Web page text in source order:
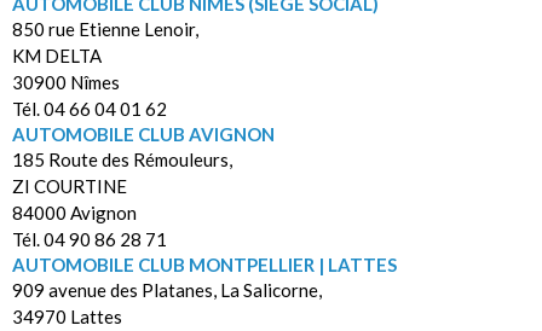
850 rue Etienne Lenoir,
KM DELTA
30900 Nîmes
Tél. 04 66 04 01 62
AUTOMOBILE CLUB AVIGNON
185 Route des Rémouleurs,
ZI COURTINE
84000 Avignon
Tél. 04 90 86 28 71
AUTOMOBILE CLUB MONTPELLIER | LATTES
909 avenue des Platanes, La Salicorne,
34970 Lattes